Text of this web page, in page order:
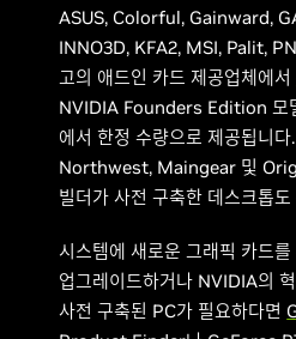
ASUS, Colorful, Gainward,
INNO3D, KFA2, MSI, Palit,
고의 애드인 카드 제공업체에서
NVIDIA Founders Edition 모
에서 한정 수량으로 제공됩니
Northwest, Maingear 및
빌더가 사전 구축한 데스크톱
시스템에 새로운 그래픽 카드
업그레이드하거나 NVIDIA의
사전 구축된 PC가 필요하다면